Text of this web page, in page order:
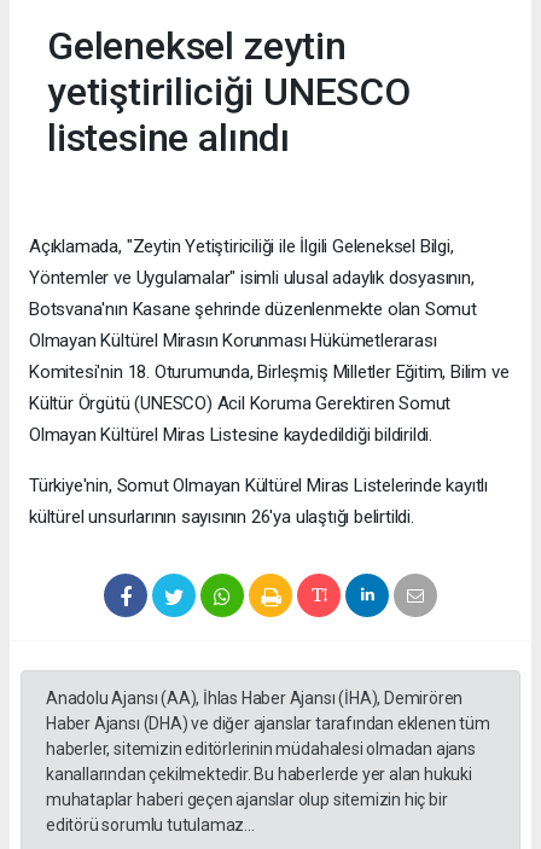
Geleneksel zeytin
yetiştiriliciği UNESCO
listesine alındı
Açıklamada, "Zeytin Yetiştiriciliği ile İlgili Geleneksel Bilgi,
Yöntemler ve Uygulamalar" isimli ulusal adaylık dosyasının,
Botsvana'nın Kasane şehrinde düzenlenmekte olan Somut
Olmayan Kültürel Mirasın Korunması Hükümetlerarası
Komitesi'nin 18. Oturumunda, Birleşmiş Milletler Eğitim, Bilim ve
Kültür Örgütü (UNESCO) Acil Koruma Gerektiren Somut
Olmayan Kültürel Miras Listesine kaydedildiği bildirildi.
Türkiye'nin, Somut Olmayan Kültürel Miras Listelerinde kayıtlı
kültürel unsurlarının sayısının 26'ya ulaştığı belirtildi.
Anadolu Ajansı (AA), İhlas Haber Ajansı (İHA), Demirören
Haber Ajansı (DHA) ve diğer ajanslar tarafından eklenen tüm
haberler, sitemizin editörlerinin müdahalesi olmadan ajans
kanallarından çekilmektedir. Bu haberlerde yer alan hukuki
muhataplar haberi geçen ajanslar olup sitemizin hiç bir
editörü sorumlu tutulamaz...